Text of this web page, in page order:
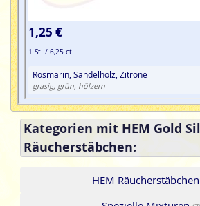
1,25 €
1 St. / 6,25 ct
Rosmarin, Sandelholz, Zitrone
grasig, grün, hölzern
Kategorien mit HEM Gold
Räucherstäbchen:
HEM Räucherstäbchen